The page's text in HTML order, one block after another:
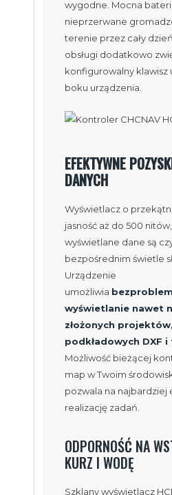
wygodne. Mocna
nieprzerwane
terenie przez cały
obsługi dodatkowo
konfigurowalny klawisz
boku urządzenia.
EFEKTYWNE
DANYCH
Wyświetlacz o
jasność aż do 500
wyświetlane dane są
bezpośrednim świetle
Urządzenie
umożliwia
wyświetlanie nawet
złożonych
podkładowych DXF
Możliwość bieżącej
map w Twoim
pozwala na najbardziej
realizację zadań.
ODPORNOŚĆ NA
KURZ I WODĘ
Szklany wyświetlacz